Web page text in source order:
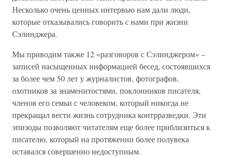
Несколько очень ценных интервью нам дали люди,
которые отказывались говорить с нами при жизни
Сэлинджера.
Мы приводим также 12 «разговоров с Сэлинджером» –
записей насыщенных информацией бесед, состоявшихся
за более чем 50 лет у журналистов, фотографов,
охотников за знаменитостями, поклонников писателя,
членов его семьи с человеком, который никогда не
прекращал вести жизнь сотрудника контрразведки. Эти
эпизоды позволяют читателям еще более приблизиться к
писателю, который на протяжении более полувека
оставался совершенно недоступным.